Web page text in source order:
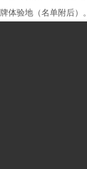
体验地（名单附后）。